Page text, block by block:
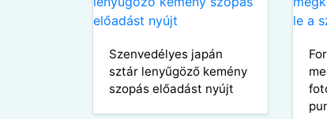
Szenvedélyes japán
sztár lenyűgöző kemény
szopás előadást nyújt